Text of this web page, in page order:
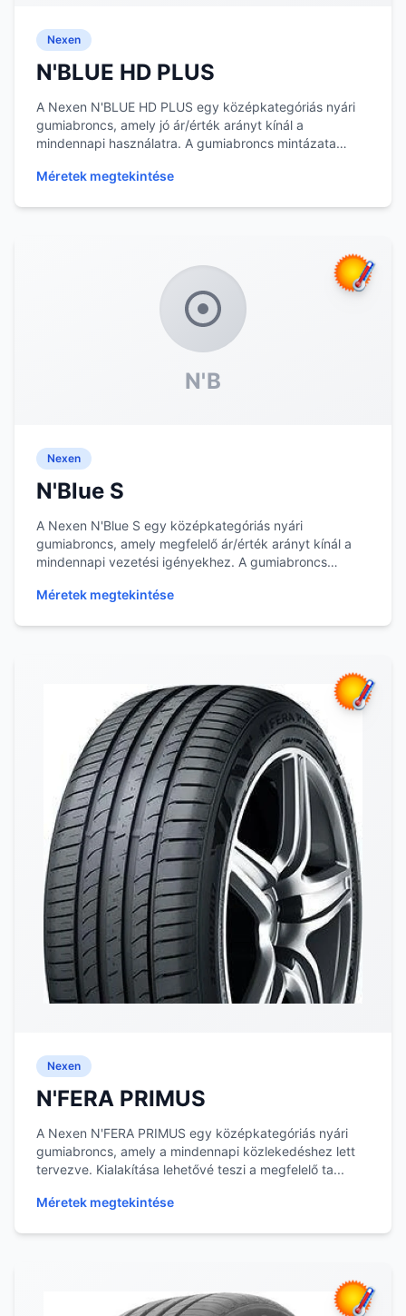
Nexen
N'BLUE HD PLUS
A Nexen N'BLUE HD PLUS egy középkategóriás nyári
gumiabroncs, amely jó ár/érték arányt kínál a
mindennapi használatra. A gumiabroncs mintázata
Méretek megtekintése
N'B
Nexen
N'Blue S
A Nexen N'Blue S egy középkategóriás nyári
gumiabroncs, amely megfelelő ár/érték arányt kínál a
mindennapi vezetési igényekhez. A gumiabroncs
Méretek megtekintése
Nexen
N'FERA PRIMUS
A Nexen N'FERA PRIMUS egy középkategóriás nyári
gumiabroncs, amely a mindennapi közlekedéshez lett
tervezve. Kialakítása lehetővé teszi a megfelelő ta...
Méretek megtekintése